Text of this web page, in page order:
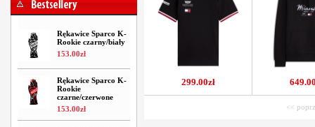
Rękawice Sparco K-
Rookie czarny/biały
153.00zł
Rękawice Sparco K-
Rookie
czarne/czerwone
153.00zł
299.00zł
<<